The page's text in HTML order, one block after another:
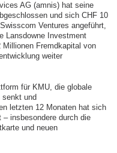
AG (amnis) hat seine
und sich CHF 10
Ventures angeführt,
Lansdowne Investment
Fremdkapital von
weiter
für KMU, die globale
senkt und
letzten 12 Monaten hat sich
insbesondere durch die
und neuen